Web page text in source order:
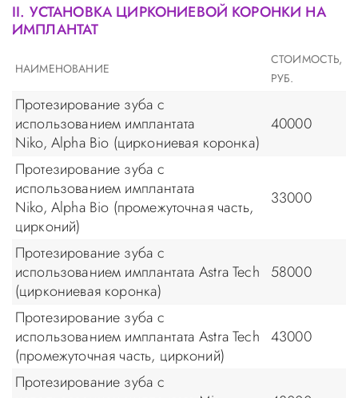
II. УСТАНОВКА ЦИРКОНИЕВОЙ КОРОНКИ НА
ИМПЛАНТАТ
НАИМЕНОВАНИЕ
СТОИМОСТЬ,
РУБ.
Протезирование зуба с
использованием имплантата
Niko, Alpha Bio (циркониевая коронка)
40000
Протезирование зуба с
использованием имплантата
Niko, Alpha Bio (промежуточная часть,
цирконий)
33000
Протезирование зуба с
использованием имплантата Astra Tech
(циркониевая коронка)
58000
Протезирование зуба с
использованием имплантата Astra Tech
(промежуточная часть, цирконий)
43000
Протезирование зуба с